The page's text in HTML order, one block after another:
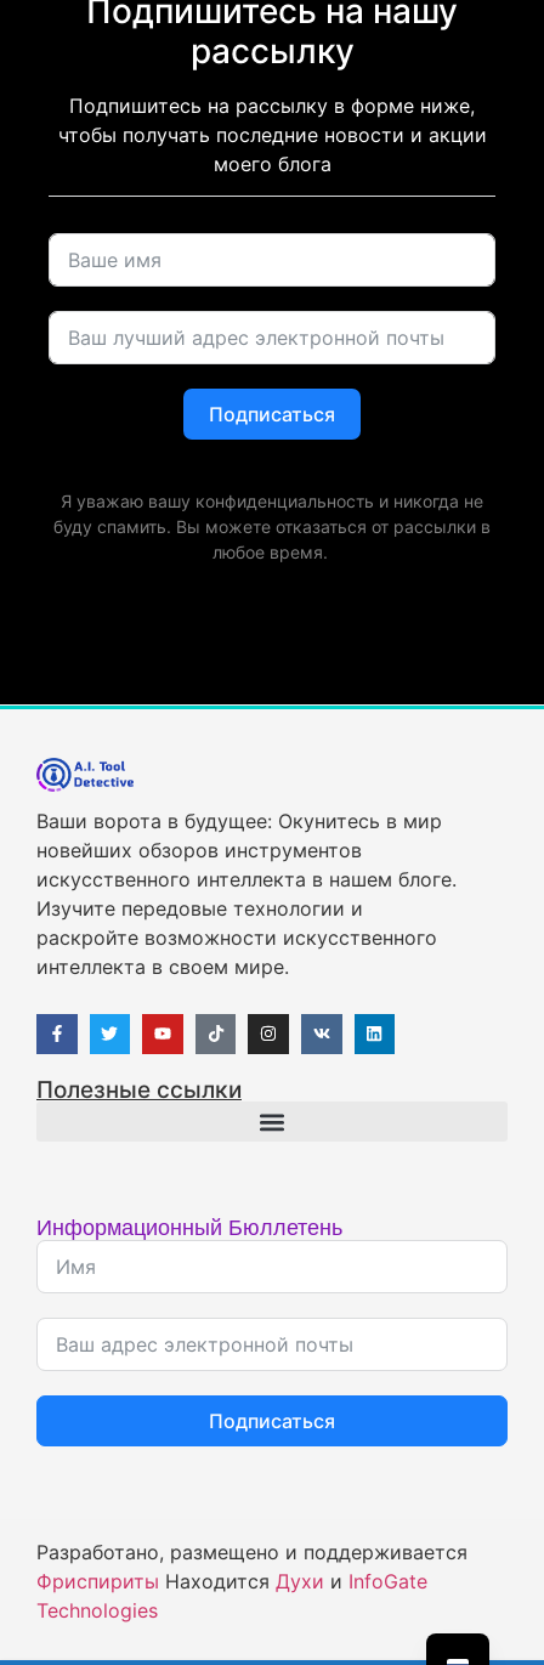
Подпишитесь на нашу
рассылку
Подпишитесь на рассылку в форме ниже,
чтобы получать последние новости и акции
моего блога
Подписаться
Я уважаю вашу конфиденциальность и никогда не
буду спамить. Вы можете отказаться от рассылки в
любое время.
Ваши ворота в будущее: Окунитесь в мир
новейших обзоров инструментов
искусственного интеллекта в нашем блоге.
Изучите передовые технологии и
раскройте возможности искусственного
интеллекта в своем мире.
Полезные ссылки
Информационный Бюллетень
Подписаться
Разработано, размещено и поддерживается
Фриспириты Находится Духи и InfoGate
Technologies